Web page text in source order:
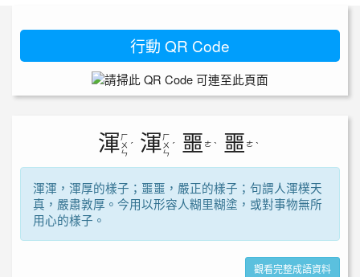
行動 QR Code
渾ㄏ
ㄨ
ㄣ
ˊ 渾ㄏ
ㄨ
ㄣ
ˊ 噩 ㄜ ˋ 噩 ㄜ ˋ
渾渾，渾厚的樣子；噩噩，嚴正的樣子；句謂人渾樸天
真，嚴肅敦厚。今用以形容人糊里糊塗，或對事物無所
用心的樣子。
觀看完整成語資料